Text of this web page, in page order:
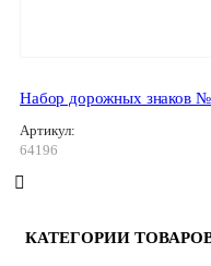
Набор дорожных знаков
Артикул:
64196
КАТЕГОРИИ